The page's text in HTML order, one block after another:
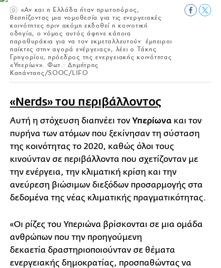
«Αν και η Ελλάδα ήταν πρωτοπόρος,
θεσπίζοντας μια νομοθεσία για τις ενεργειακές
κοινότητες πριν ακόμη εκδοθεί η κοινοτική
οδηγία, ο νόμος αυτός άφηνε κάποια
παραθυράκια για να τον εκμεταλλευτούν έμπειροι
παίκτες στην αγορά ενέργειας», λέει ο Τάκης
Γρηγορίου, πρόεδρος της ενεργειακής κοινότητας
«Υπερίων». Φωτ.: Δημήτρης
Καπάνταης/SOOC/LIFO
«Nerds» του περιβάλλοντος
Αυτή η στόχευση διαπνέει τον Υπερίωνα και τον
πυρήνα των ατόμων που ξεκίνησαν τη σύσταση
της κοινότητας το 2020, καθώς όλοι τους
κινούνταν σε περιβάλλοντα που σχετίζονταν με
την ενέργεια, την κλιματική κρίση και την
ανεύρεση βιώσιμων διεξόδων προσαρμογής στα
δεδομένα της νέας κλιματικής πραγματικότητας.
«Οι ρίζες του Υπεριώνα βρίσκονται σε μια ομάδα
ανθρώπων που την προηγούμενη
δεκαετία δραστηριοποιούνταν σε θέματα
ενεργειακής δημοκρατίας, προσπαθώντας να